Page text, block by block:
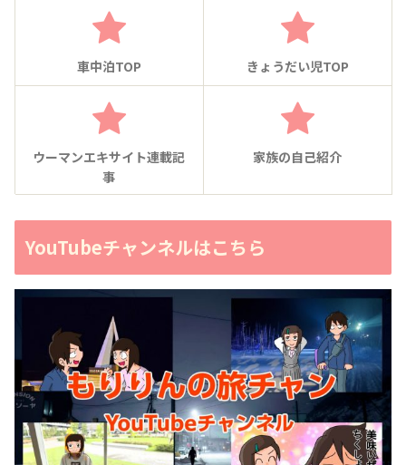
車中泊TOP きょうだい児TOP
ウーマンエキサイト連載記
事
家族の自己紹介
YouTubeチャンネルはこちら